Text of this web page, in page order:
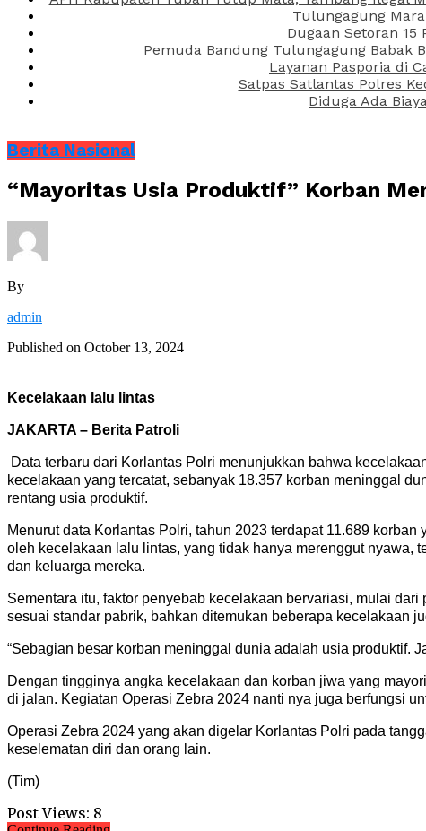
Tulungagung
Dugaan Setoran 15
Pemuda Bandung Tulungagung Babak
Layanan Pasporia di
Satpas Satlantas Polres
Diduga Ada
Berita Nasional
“Mayoritas Usia Produktif” Korban
By
admin
Published on October 13, 2024
Kecelakaan lalu lintas
JAKARTA – Berita Patroli
Data terbaru dari Korlantas Polri menunjukkan bahwa
kecelakaan yang tercatat, sebanyak 18.357 korban meninggal
rentang usia produktif.
Menurut data Korlantas Polri, tahun 2023 terdapat 11.689
oleh kecelakaan lalu lintas, yang tidak hanya merenggut nyawa,
dan keluarga mereka.
Sementara itu, faktor penyebab kecelakaan bervariasi, mulai
sesuai standar pabrik, bahkan ditemukan beberapa kecelakaan
“Sebagian besar korban meninggal dunia adalah usia produktif.
Dengan tingginya angka kecelakaan dan korban jiwa yang
di jalan. Kegiatan Operasi Zebra 2024 nanti nya juga berfungsi
Operasi Zebra 2024 yang akan digelar Korlantas Polri pada
keselematan diri dan orang lain.
(Tim)
Post Views: 8